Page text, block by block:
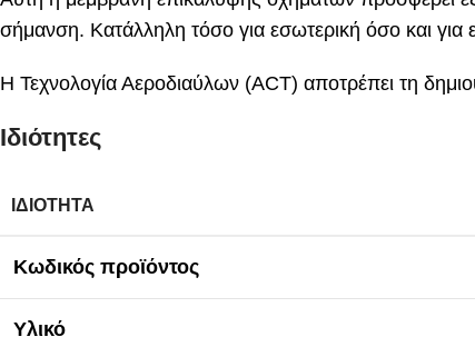
σήμανση. Κατάλληλη τόσο για εσωτερική όσο και
Η Τεχνολογία Αεροδιαύλων (ACT) αποτρέπει τη
Ιδιότητες
ΙΔΙΌΤΗΤΑ
Κωδικός προϊόντος
Υλικό